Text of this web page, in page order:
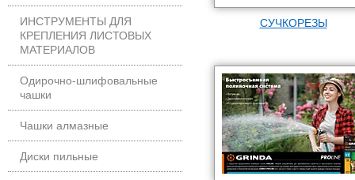
ИНСТРУМЕНТЫ ДЛЯ
КРЕПЛЕНИЯ ЛИСТОВЫХ
МАТЕРИАЛОВ
Одирочно-шлифовальные
чашки
Чашки алмазные
Диски пильные
СУЧКОРЕЗЫ